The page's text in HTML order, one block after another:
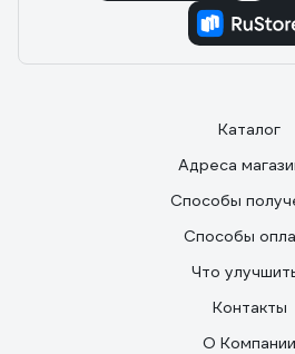
Каталог
Адреса
Способы
Способы
Что
Контакты
О Компании